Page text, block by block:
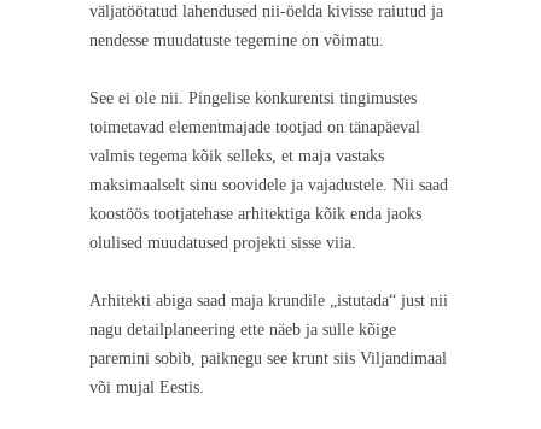
väljatöötatud lahendused nii-öelda kivisse raiutud ja
nendesse muudatuste tegemine on võimatu.
See ei ole nii. Pingelise konkurentsi tingimustes
toimetavad elementmajade tootjad on tänapäeval
valmis tegema kõik selleks, et maja vastaks
maksimaalselt sinu soovidele ja vajadustele. Nii saad
koostöös tootjatehase arhitektiga kõik enda jaoks
olulised muudatused projekti sisse viia.
Arhitekti abiga saad maja krundile „istutada“ just nii
nagu detailplaneering ette näeb ja sulle kõige
paremini sobib, paiknegu see krunt siis Viljandimaal
või mujal Eestis.